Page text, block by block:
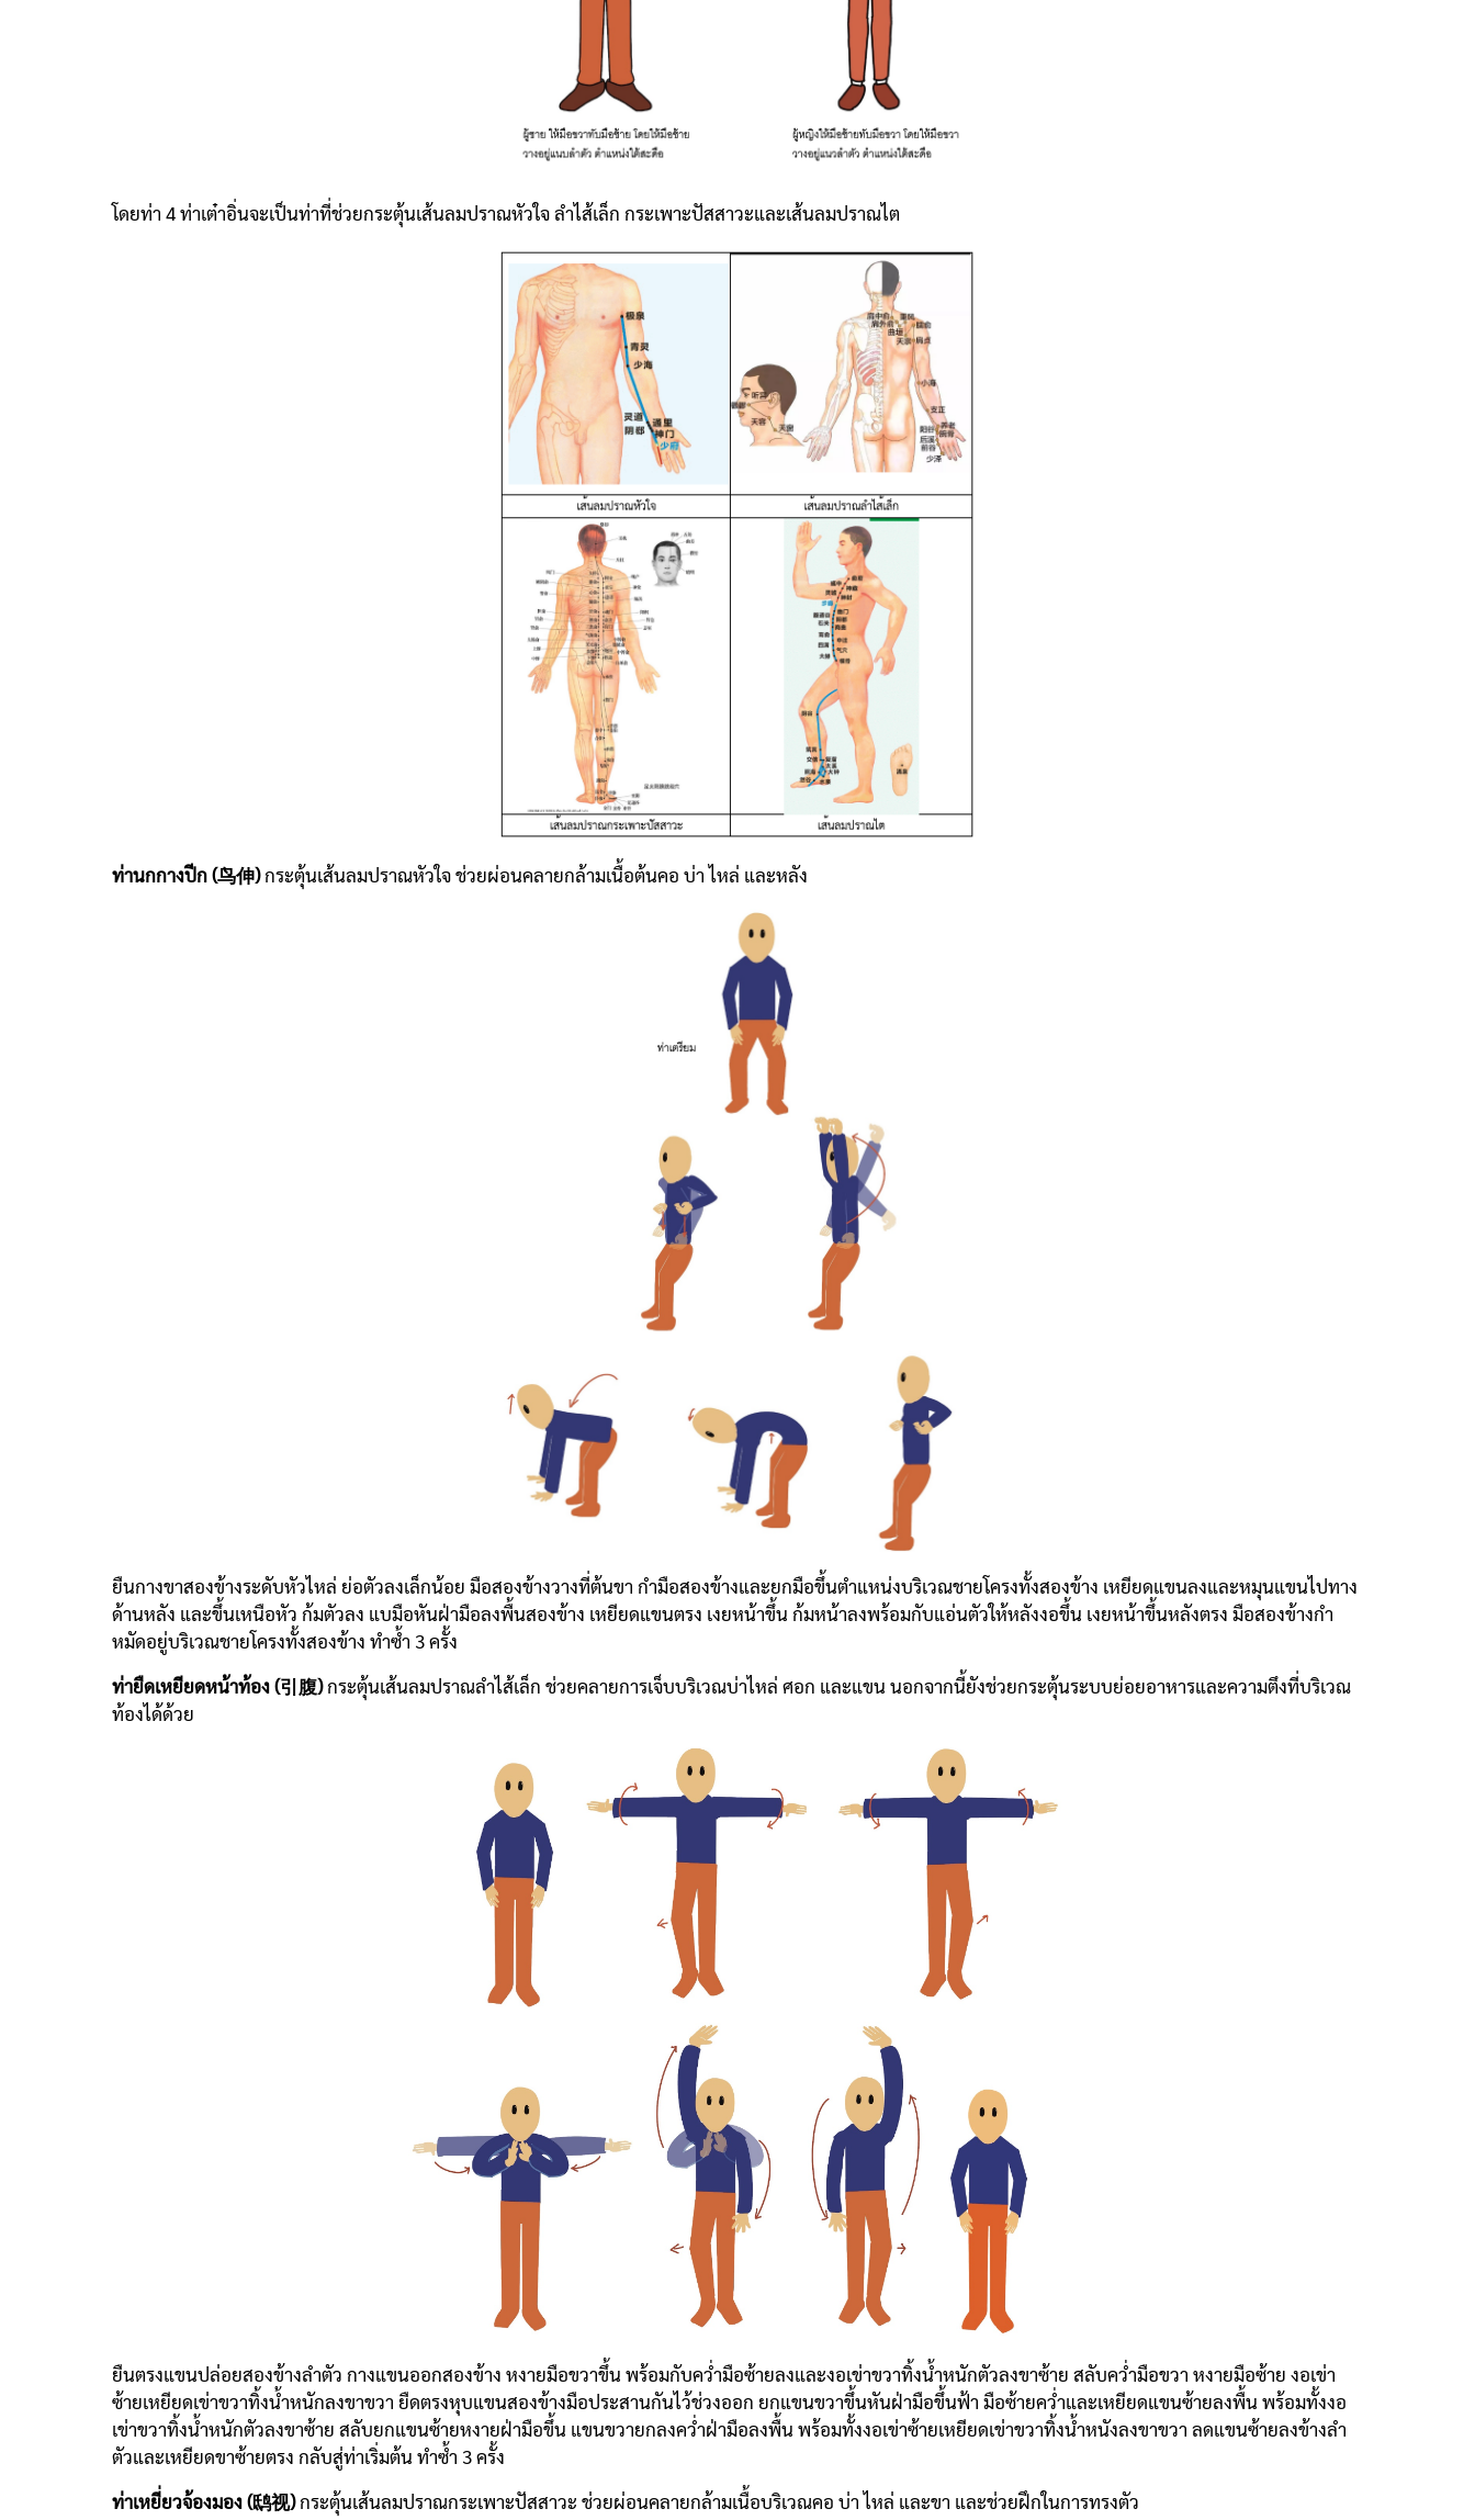
โดยท่า 4 ท่าเต๋าอิ่นจะเป็นท่าที่ช่วยกระตุ้นเส้นลมปราณหัวใจ ลำไส้เล็ก กระเพาะปัสสาวะและเส้นลมปราณไต
ท่านกกางปีก (鸟伸)กระตุ้นเส้นลมปราณหัวใจ ช่วยผ่อนคลายกล้ามเนื้อต้นคอ บ่า ไหล่ และหลัง
ยืนกางขาสองข้างระดับหัวไหล่ ย่อตัวลงเล็กน้อย มือสองข้างวางที่ต้นขา กำมือสองข้างและยกมือขึ้นตำแหน่งบริเวณชายโครงทั้งสองข้าง เหยียดแขนลงและหมุนแขนไปทาง
ด้านหลัง และขึ้นเหนือหัว ก้มตัวลง แบมือหันฝ่ามือลงพื้นสองข้าง เหยียดแขนตรง เงยหน้าขึ้น ก้มหน้าลงพร้อมกับแอ่นตัวให้หลังงอขึ้น เงยหน้าขึ้นหลังตรง มือสองข้างกำ
หมัดอยู่บริเวณชายโครงทั้งสองข้าง ทำซ้ำ 3 ครั้ง
ท่ายืดเหยียดหน้าท้อง (引腹)กระตุ้นเส้นลมปราณลำไส้เล็ก ช่วยคลายการเจ็บบริเวณบ่าไหล่ ศอก และแขน นอกจากนี้ยังช่วยกระตุ้นระบบย่อยอาหารและความตึงที่บริเวณ
ท้องได้ด้วย
ยืนตรงแขนปล่อยสองข้างลำตัว กางแขนออกสองข้าง หงายมือขวาขึ้น พร้อมกับคว่ำมือซ้ายลงและงอเข่าขวาทิ้งน้ำหนักตัวลงขาซ้าย สลับคว่ำมือขวา หงายมือซ้าย งอเข่า
ซ้ายเหยียดเข่าขวาทิ้งน้ำหนักลงขาขวา ยืดตรงหุบแขนสองข้างมือประสานกันไว้ช่วงออก ยกแขนขวาขึ้นหันฝ่ามือขึ้นฟ้า มือซ้ายคว่ำและเหยียดแขนซ้ายลงพื้น พร้อมทั้งงอ
เข่าขวาทิ้งน้ำหนักตัวลงขาซ้าย สลับยกแขนซ้ายหงายฝ่ามือขึ้น แขนขวายกลงคว่ำฝ่ามือลงพื้น พร้อมทั้งงอเข่าซ้ายเหยียดเข่าขวาทิ้งน้ำหนังลงขาขวา ลดแขนซ้ายลงข้างลำ
ตัวและเหยียดขาซ้ายตรง กลับสู่ท่าเริ่มต้น ทำซ้ำ 3 ครั้ง
ท่าเหยี่ยวจ้องมอง (鸱视)กระตุ้นเส้นลมปราณกระเพาะปัสสาวะ ช่วยผ่อนคลายกล้ามเนื้อบริเวณคอ บ่า ไหล่ และขา และช่วยฝึกในการทรงตัว